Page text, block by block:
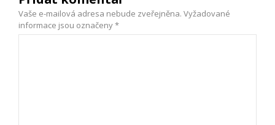
Vaše e-mailová adresa nebude zveřejněna. Vyžadované
informace jsou označeny*